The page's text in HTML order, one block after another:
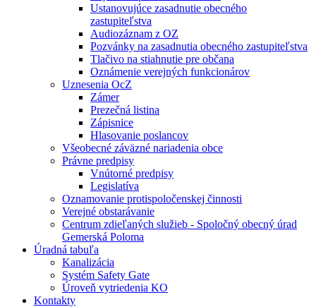
Ustanovujúce zasadnutie obecného
zastupiteľstva
Audiozáznam z OZ
Pozvánky na zasadnutia obecného zastupiteľstva
Tlačivo na stiahnutie pre občana
Oznámenie verejných funkcionárov
Uznesenia OcZ
Zámer
Prezečná listina
Zápisnice
Hlasovanie poslancov
Všeobecné záväzné nariadenia obce
Právne predpisy
Vnútorné predpisy
Legislatíva
Oznamovanie protispoločenskej činnosti
Verejné obstarávanie
Centrum zdieľaných služieb - Spoločný obecný úrad
Gemerská Poloma
Úradná tabuľa
Kanalizácia
Systém Safety Gate
Úroveň vytriedenia KO
Kontakty